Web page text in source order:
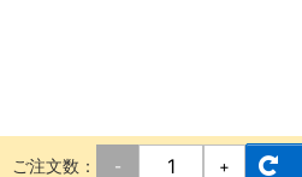
ご注文数： - +